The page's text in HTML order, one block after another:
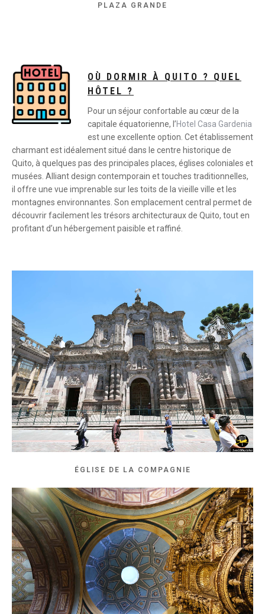
PLAZA GRANDE
OÙ DORMIR À QUITO ? QUEL
HÔTEL ?
Pour un séjour confortable au cœur de la
capitale équatorienne, l’Hotel Casa Gardenia
est une excellente option. Cet établissement
charmant est idéalement situé dans le centre historique de
Quito, à quelques pas des principales places, églises coloniales et
musées. Alliant design contemporain et touches traditionnelles,
il offre une vue imprenable sur les toits de la vieille ville et les
montagnes environnantes. Son emplacement central permet de
découvrir facilement les trésors architecturaux de Quito, tout en
profitant d’un hébergement paisible et raffiné.
ÉGLISE DE LA COMPAGNIE